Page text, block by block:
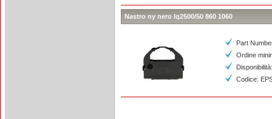
Nastro ny nero lq2500/50 860 1060
Part
Ordine
Codice: